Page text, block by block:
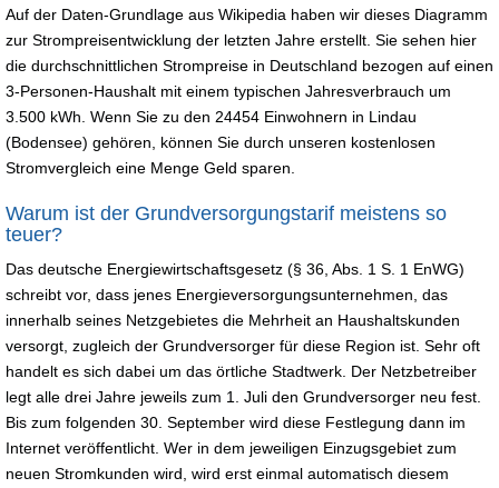
Auf der Daten-Grundlage aus Wikipedia haben wir dieses Diagramm
zur Strompreisentwicklung der letzten Jahre erstellt. Sie sehen hier
die durchschnittlichen Strompreise in Deutschland bezogen auf einen
3-Personen-Haushalt mit einem typischen Jahresverbrauch um
3.500 kWh. Wenn Sie zu den 24454 Einwohnern in Lindau
(Bodensee) gehören, können Sie durch unseren kostenlosen
Stromvergleich eine Menge Geld sparen.
Warum ist der Grundversorgungstarif meistens so
teuer?
Das deutsche Energiewirtschaftsgesetz (§ 36, Abs. 1 S. 1 EnWG)
schreibt vor, dass jenes Energieversorgungsunternehmen, das
innerhalb seines Netzgebietes die Mehrheit an Haushaltskunden
versorgt, zugleich der Grundversorger für diese Region ist. Sehr oft
handelt es sich dabei um das örtliche Stadtwerk. Der Netzbetreiber
legt alle drei Jahre jeweils zum 1. Juli den Grundversorger neu fest.
Bis zum folgenden 30. September wird diese Festlegung dann im
Internet veröffentlicht. Wer in dem jeweiligen Einzugsgebiet zum
neuen Stromkunden wird, wird erst einmal automatisch diesem